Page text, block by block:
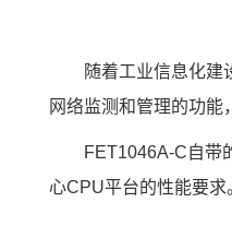
随着工业信息化建
网络监测和管理的功
FET1046A-C自带
心CPU平台的性能要求